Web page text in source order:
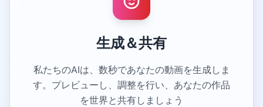
生成＆共有
私たちのAIは、数秒であなたの動画を生成しま
す。プレビューし、調整を行い、あなたの作品
を世界と共有しましょう